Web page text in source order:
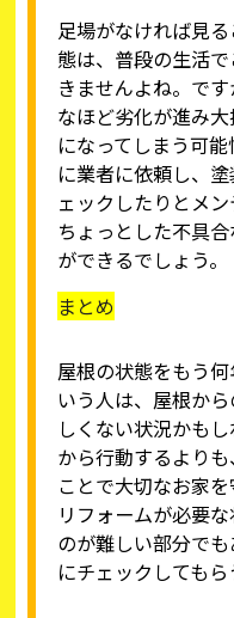
足場がなければ見
態は、普段の生活
きませんよね。で
なほど劣化が進み
になってしまう可
に業者に依頼し、
ェックしたりとメ
ちょっとした不具
ができるでしょう。
まとめ
屋根の状態をもう
いう人は、屋根か
しくない状況かも
から行動するより
ことで大切なお家
リフォームが必要
のが難しい部分で
にチェックしてもら